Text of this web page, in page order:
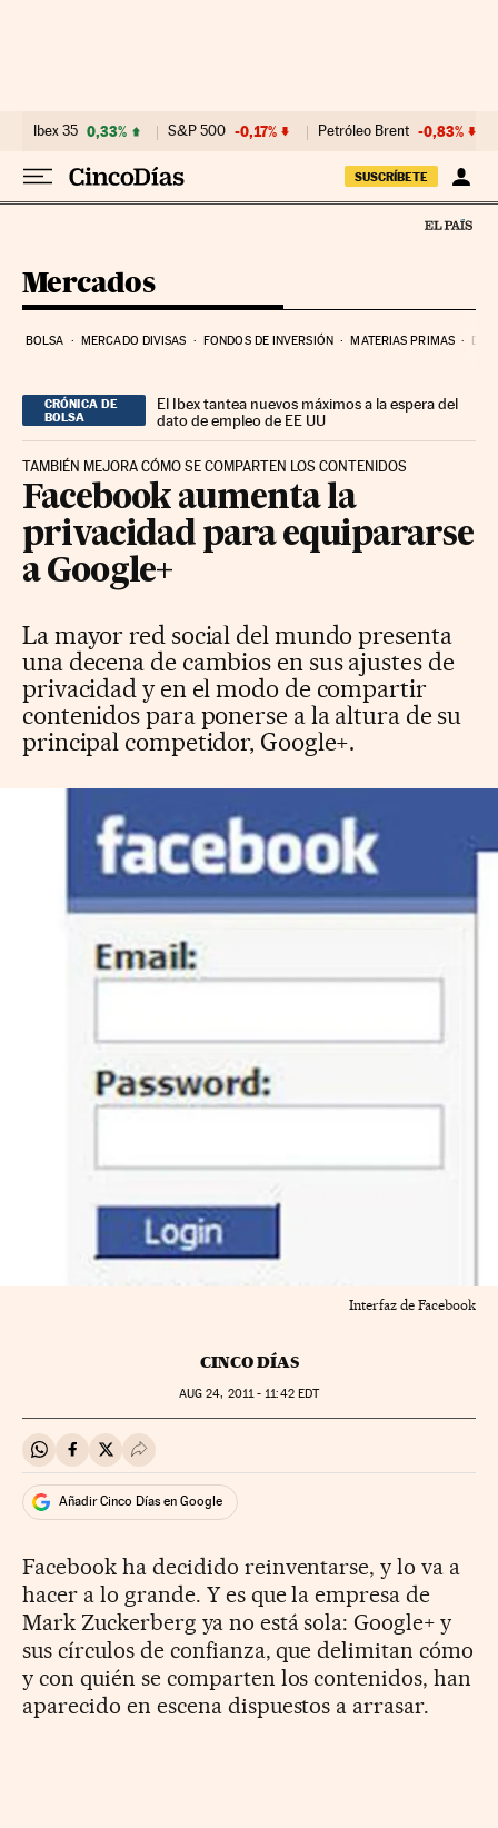
Ibex 35 0,33% S&P 500 -0,17% Petróleo Brent -0,83%
SUSCRÍBETE
Mercados
BOLSA MERCADO DIVISAS FONDOS DE INVERSIÓN MATERIAS PRIMAS
CRÓNICA DE
BOLSA
El Ibex tantea nuevos máximos a la espera del
dato de empleo de EE UU
TAMBIÉN MEJORA CÓMO SE COMPARTEN LOS CONTENIDOS
Facebook aumenta la
privacidad para equipararse
a Google+
La mayor red social del mundo presenta
una decena de cambios en sus ajustes de
privacidad y en el modo de compartir
contenidos para ponerse a la altura de su
principal competidor, Google+.
Interfaz de Facebook
CINCO DÍAS
AUG 24, 2011 - 11:42EDT
Compartir en Whatsapp
Compartir en Facebook
Compartir en Twitter
Desplegar Redes Sociales
Añadir Cinco Días en Google
Facebook ha decidido reinventarse, y lo va a
hacer a lo grande. Y es que la empresa de
Mark Zuckerberg ya no está sola: Google+ y
sus círculos de confianza, que delimitan cómo
y con quién se comparten los contenidos, han
aparecido en escena dispuestos a arrasar.